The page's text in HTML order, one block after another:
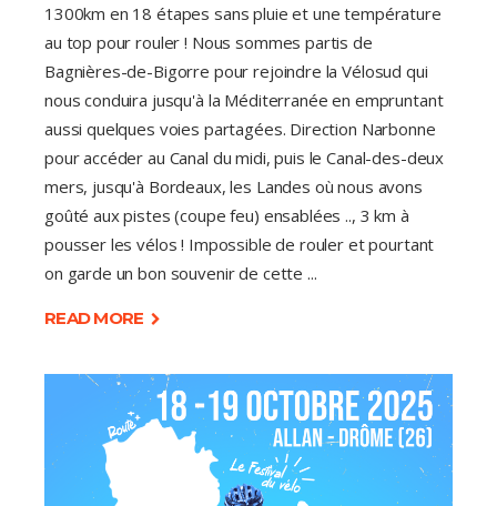
1300km en 18 étapes sans pluie et une température
au top pour rouler ! Nous sommes partis de
Bagnières-de-Bigorre pour rejoindre la Vélosud qui
nous conduira jusqu'à la Méditerranée en empruntant
aussi quelques voies partagées. Direction Narbonne
pour accéder au Canal du midi, puis le Canal-des-deux
mers, jusqu'à Bordeaux, les Landes où nous avons
goûté aux pistes (coupe feu) ensablées .., 3 km à
pousser les vélos ! Impossible de rouler et pourtant
on garde un bon souvenir de cette
READ MORE